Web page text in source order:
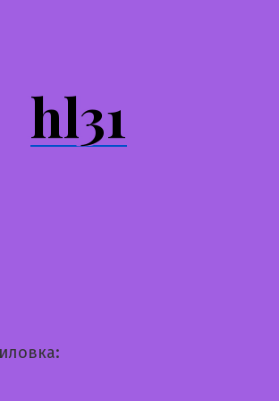
hl31